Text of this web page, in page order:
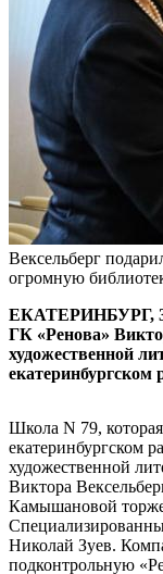
Вексельберг
огромную
ЕКАТЕРИНБУРГ, 3
ГК «Ренова»
художественной
екатеринбургском
Школа N 79,
екатеринбургском
художественной
Виктора
Камышановой
Николай Зуев.
подконтрольную